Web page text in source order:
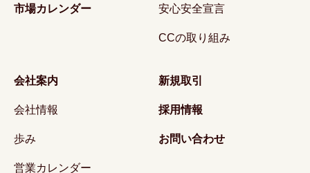
市場カレンダー 安心安全宣言
CCの取り組み
会社案内
会社情報
歩み
営業カレンダー
新規取引
採用情報
お問い合わせ